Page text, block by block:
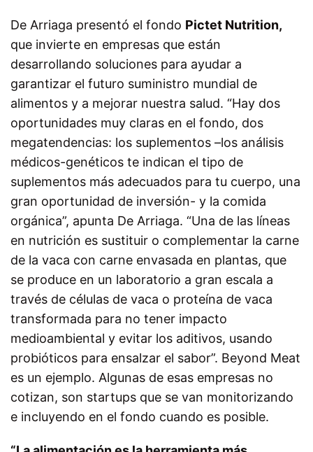
De Arriaga presentó el fondo Pictet Nutrition,
que invierte en empresas que están
desarrollando soluciones para ayudar a
garantizar el futuro suministro mundial de
alimentos y a mejorar nuestra salud. “Hay dos
oportunidades muy claras en el fondo, dos
megatendencias: los suplementos –los análisis
médicos-genéticos te indican el tipo de
suplementos más adecuados para tu cuerpo, una
gran oportunidad de inversión- y la comida
orgánica”, apunta De Arriaga. “Una de las líneas
en nutrición es sustituir o complementar la carne
de la vaca con carne envasada en plantas, que
se produce en un laboratorio a gran escala a
través de células de vaca o proteína de vaca
transformada para no tener impacto
medioambiental y evitar los aditivos, usando
probióticos para ensalzar el sabor”. Beyond Meat
es un ejemplo. Algunas de esas empresas no
cotizan, son startups que se van monitorizando
e incluyendo en el fondo cuando es posible.